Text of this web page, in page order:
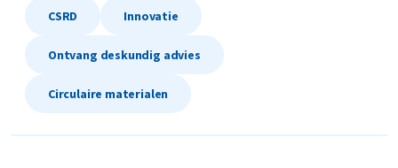
Restafval
CSRD Innovatie
Ontvang deskundig advies
Circulaire materialen